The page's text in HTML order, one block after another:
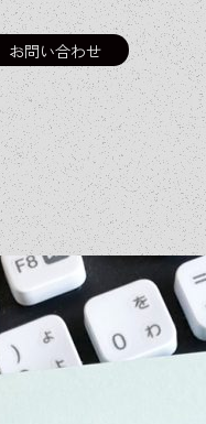
お問い合わせ